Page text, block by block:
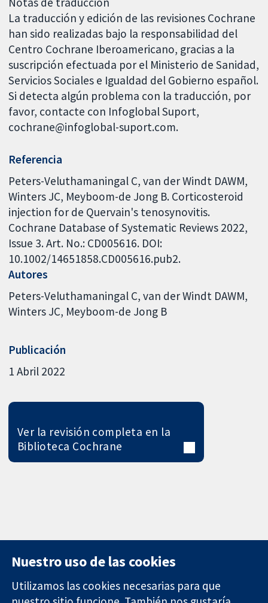
La traducción y edición de las revisiones Cochrane
han sido realizadas bajo la responsabilidad del
Centro Cochrane Iberoamericano, gracias a la
suscripción efectuada por el Ministerio de Sanidad,
Servicios Sociales e Igualdad del Gobierno español.
Si detecta algún problema con la traducción, por
favor, contacte con Infoglobal Suport,
cochrane@infoglobal-suport.com.
Referencia
Peters-Veluthamaningal C, van der Windt DAWM,
Winters JC, Meyboom-de Jong B. Corticosteroid
injection for de Quervain's tenosynovitis.
Cochrane Database of Systematic Reviews 2022,
Issue 3. Art. No.: CD005616. DOI:
10.1002/14651858.CD005616.pub2.
Autores
Peters-Veluthamaningal C van der Windt DAWM
Winters JC Meyboom-de Jong B
Publicación
1 Abril 2022
Ver la revisión completa en la
Biblioteca Cochrane
Nuestro uso de las cookies
Utilizamos las cookies necesarias para que